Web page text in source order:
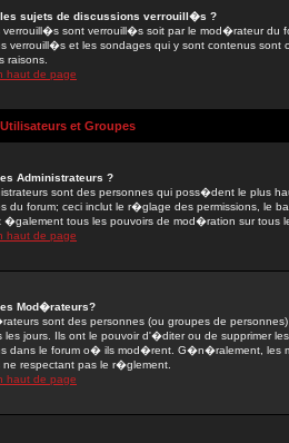
les sujets de discussions verrouill�s ?
verrouill�s sont verrouill�s soit par le mod�rateur du
verrouill�s et les sondages qui y sont contenus
raisons.
haut de page
et Groupes
Administrateurs ?
sont des personnes qui poss�dent le plus
du forum; ceci inclut le r�glage des permissions, le
�galement tous les pouvoirs de mod�ration sur tous
haut de page
Mod�rateurs?
sont des personnes (ou groupes de
les jours. Ils ont le pouvoir d'�diter ou de supprimer
dans le forum o� ils mod�rent. G�n�ralement,
ne respectant pas le r�glement.
haut de page